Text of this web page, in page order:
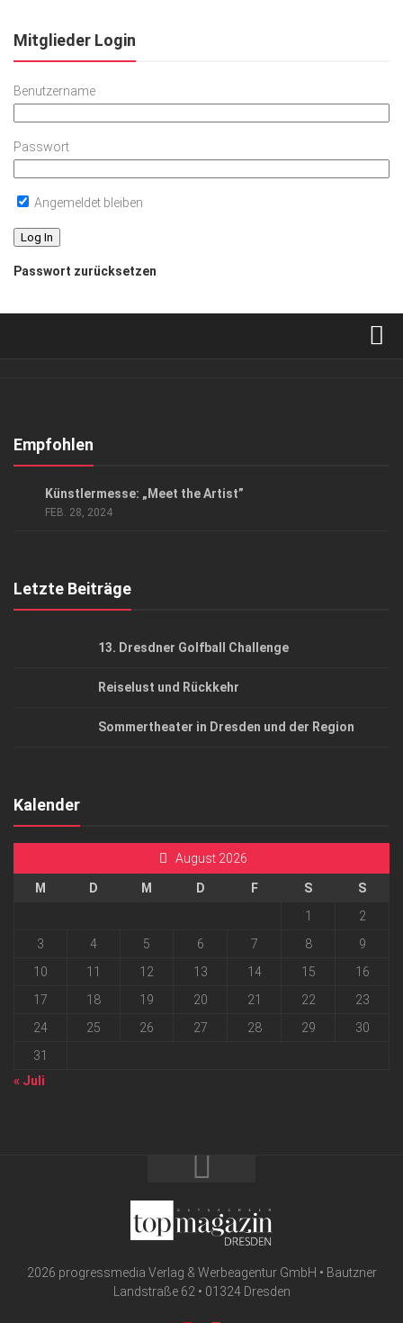
Mitglieder Login
Benutzername
Passwort
Angemeldet bleiben
Passwort zurücksetzen
Kontakt, Impressum
Empfohlen
Künstlermesse: „Meet the Artist”
FEB. 28, 2024
Letzte Beiträge
13. Dresdner Golfball Challenge
Reiselust und Rückkehr
Sommertheater in Dresden und der Region
Kalender
August 2026
M D M D F S
S
1
2
3
4 5 6 7 8
9
10
11 12 13 14 15
16
17
18 19 20 21 22
23
24
25 26 27 28 29
30
31
« Juli
2026 progressmedia Verlag & Werbeagentur GmbH • Bautzner
Landstraße 62 • 01324 Dresden